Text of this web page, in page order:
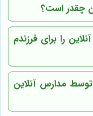
چقدر است؟
را برای فرزندم
مدارس آنلاین